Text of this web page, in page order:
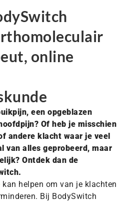
online
een opgeblazen
Of heb je misschien
andere klacht waar je veel
van alles geprobeerd, maar
Ontdek dan de
kan helpen om van je klachten
Bij BodySwitch